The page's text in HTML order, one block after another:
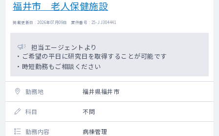
福井市 老人保健施設
掲載更新日 : 2026年07月09日 案件番号 : 25-JJ304441
担当エージェントより
・ご希望の平日に研究日を取得することが可能です
・時短勤務もご相談ください
勤務地 福井県福井市
科目 不問
勤務内容 病棟管理